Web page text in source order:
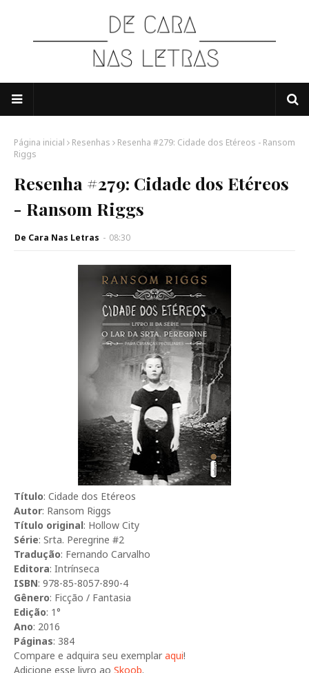
Página inicial Resenhas
Resenha #279: Cidade dos Etéreos - Ransom
Riggs
Resenha #279: Cidade dos Etéreos
- Ransom Riggs
De Cara Nas Letras - 08:30
Título: Cidade dos Etéreos
Autor: Ransom Riggs
Título original: Hollow City
Série: Srta. Peregrine #2
Tradução: Fernando Carvalho
Editora: Intrínseca
ISBN: 978-85-8057-890-4
Gênero: Ficção / Fantasia
Edição: 1°
Ano: 2016
Páginas: 384
Compare e adquira seu exemplar aqui!
Adicione esse livro ao Skoob.